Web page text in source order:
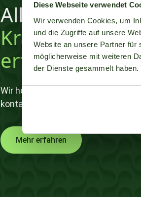
Diese Webseite verwendet
Wir verwenden Cookies, um
und die Zugriffe auf unsere
Website an unsere Partner für
möglicherweise mit weiteren
der Dienste gesammelt haben.
Alles über
erfahren?
Wir helfen und denken gerne mit
kontaktieren!
Mehr erfahren